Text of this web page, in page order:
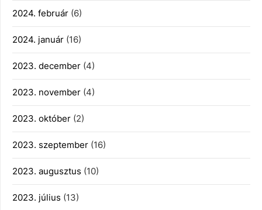
2024. február (6)
2024. január (16)
2023. december (4)
2023. november (4)
2023. október (2)
2023. szeptember (16)
2023. augusztus (10)
2023. július (13)